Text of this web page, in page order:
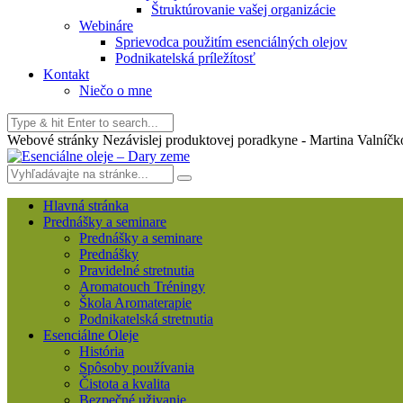
Štruktúrovanie vašej organizácie
Webináre
Sprievodca použitím esenciálných olejov
Podnikatelská príležítosť
Kontakt
Niečo o mne
Webové stránky Nezávislej produktovej poradkyne - Martina
Hlavná stránka
Prednášky a seminare
Prednášky a seminare
Prednášky
Pravidelné stretnutia
Aromatouch Tréningy
Škola Aromaterapie
Podnikatelská stretnutia
Esenciálne Oleje
História
Spôsoby používania
Čistota a kvalita
Bezpečné uživanie